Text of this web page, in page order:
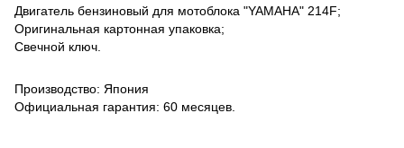
Двигатель бензиновый для мотоблока "YAMAHA" 214F;
Оригинальная картонная упаковка;
Свечной ключ.
Производство: Япония
Официальная гарантия: 60 месяцев.